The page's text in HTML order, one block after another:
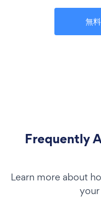
無
Frequently
Learn more about